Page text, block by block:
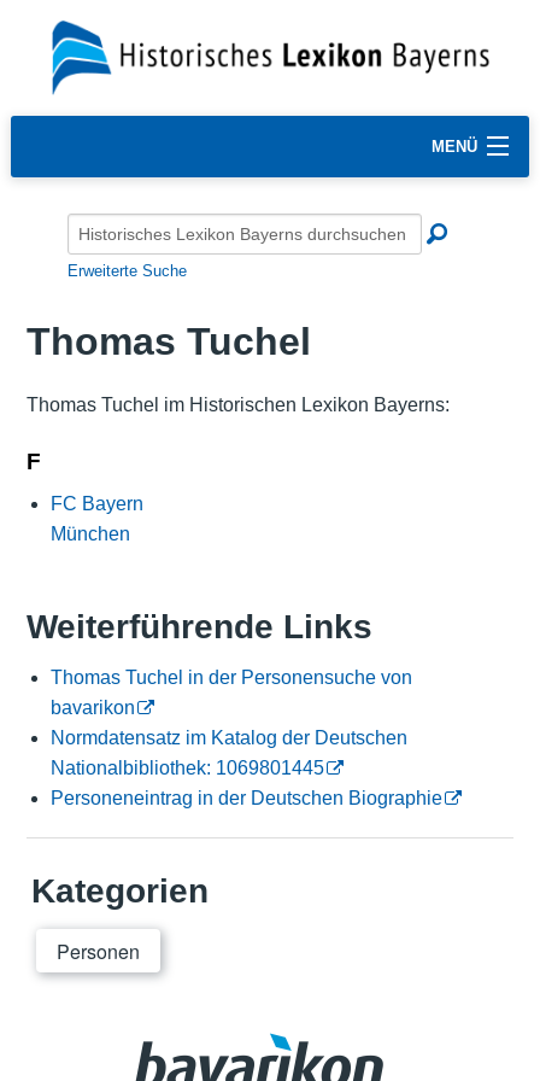
MENÜ
Erweiterte Suche
Thomas Tuchel
Thomas Tuchel im Historischen Lexikon Bayerns:
F
FC Bayern
München
Weiterführende Links
Thomas Tuchel in der Personensuche von
bavarikon
Normdatensatz im Katalog der Deutschen
Nationalbibliothek: 1069801445
Personeneintrag in der Deutschen Biographie
Kategorien
Personen